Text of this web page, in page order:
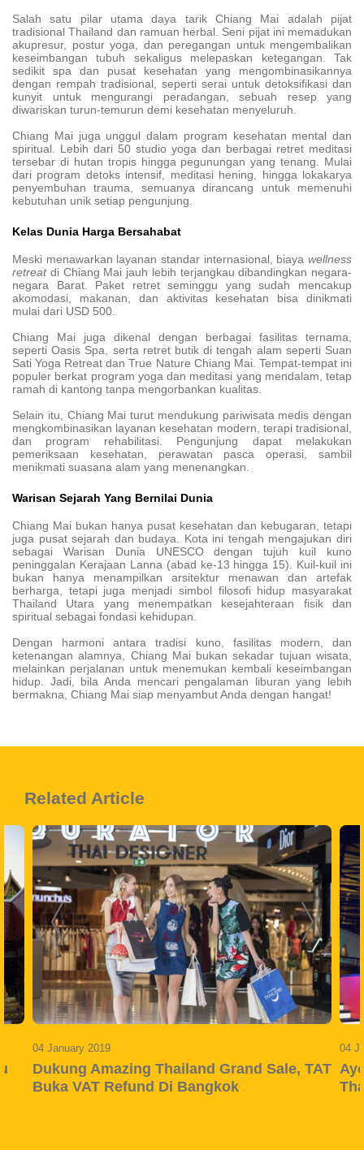
Salah satu pilar utama daya tarik Chiang Mai adalah pijat
tradisional Thailand dan ramuan herbal. Seni pijat ini memadukan
akupresur, postur yoga, dan peregangan untuk mengembalikan
keseimbangan tubuh sekaligus melepaskan ketegangan. Tak
sedikit spa dan pusat kesehatan yang mengombinasikannya
dengan rempah tradisional, seperti serai untuk detoksifikasi dan
kunyit untuk mengurangi peradangan, sebuah resep yang
diwariskan turun-temurun demi kesehatan menyeluruh.
Chiang Mai juga unggul dalam program kesehatan mental dan
spiritual. Lebih dari 50 studio yoga dan berbagai retret meditasi
tersebar di hutan tropis hingga pegunungan yang tenang. Mulai
dari program detoks intensif, meditasi hening, hingga lokakarya
penyembuhan trauma, semuanya dirancang untuk memenuhi
kebutuhan unik setiap pengunjung.
Kelas Dunia Harga Bersahabat
Meski menawarkan layanan standar internasional, biaya wellness
retreat di Chiang Mai jauh lebih terjangkau dibandingkan negara-
negara Barat. Paket retret seminggu yang sudah mencakup
akomodasi, makanan, dan aktivitas kesehatan bisa dinikmati
mulai dari USD 500.
Chiang Mai juga dikenal dengan berbagai fasilitas ternama,
seperti Oasis Spa, serta retret butik di tengah alam seperti Suan
Sati Yoga Retreat dan True Nature Chiang Mai. Tempat-tempat ini
populer berkat program yoga dan meditasi yang mendalam, tetap
ramah di kantong tanpa mengorbankan kualitas.
Selain itu, Chiang Mai turut mendukung pariwisata medis dengan
mengkombinasikan layanan kesehatan modern, terapi tradisional,
dan program rehabilitasi. Pengunjung dapat melakukan
pemeriksaan kesehatan, perawatan pasca operasi, sambil
menikmati suasana alam yang menenangkan.
Warisan Sejarah Yang Bernilai Dunia
Chiang Mai bukan hanya pusat kesehatan dan kebugaran, tetapi
juga pusat sejarah dan budaya. Kota ini tengah mengajukan diri
sebagai Warisan Dunia UNESCO dengan tujuh kuil kuno
peninggalan Kerajaan Lanna (abad ke-13 hingga 15). Kuil-kuil ini
bukan hanya menampilkan arsitektur menawan dan artefak
berharga, tetapi juga menjadi simbol filosofi hidup masyarakat
Thailand Utara yang menempatkan kesejahteraan fisik dan
spiritual sebagai fondasi kehidupan.
Dengan harmoni antara tradisi kuno, fasilitas modern, dan
ketenangan alamnya, Chiang Mai bukan sekadar tujuan wisata,
melainkan perjalanan untuk menemukan kembali keseimbangan
hidup. Jadi, bila Anda mencari pengalaman liburan yang lebih
bermakna, Chiang Mai siap menyambut Anda dengan hangat!
Related Article
04 January 2019
Dukung Amazing Thailand Grand Sale, TAT
Buka VAT Refund Di Bangkok
04